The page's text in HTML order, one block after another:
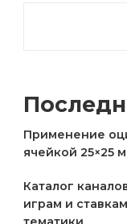
Применение
ячейкой 25×25
Каталог
играм и